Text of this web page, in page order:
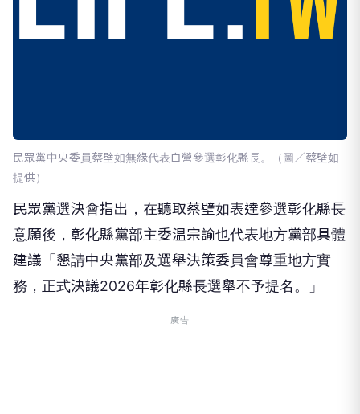
民眾黨中央委員蔡壁如無緣代表白營參選彰化縣長。（圖／蔡壁如
提供）
民眾黨選決會指出，在聽取蔡壁如表達參選彰化縣長
意願後，彰化縣黨部主委温宗諭也代表地方黨部具體
建議「懇請中央黨部及選舉決策委員會尊重地方實
務，正式決議2026年彰化縣長選舉不予提名。」
廣告